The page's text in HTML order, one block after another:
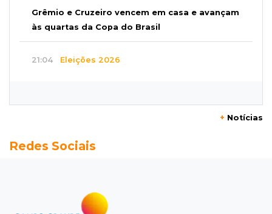
Grêmio e Cruzeiro vencem em casa e avançam
às quartas da Copa do Brasil
21:04 Eleições 2026
Veja as dezenas de hoje na Dupla Sena,
Aviso inusitado
Com 11 gatos, morador pede fim do abandono
+ Notícias
Redes Sociais